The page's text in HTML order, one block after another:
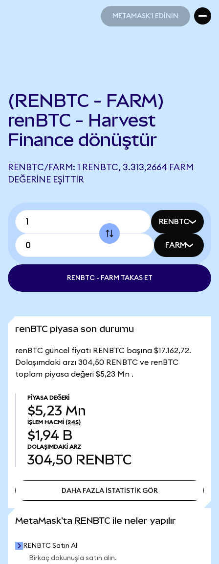
METAMASK'I EDİNİN
(RENBTC - FARM)
renBTC - Harvest
Finance dönüştür
RENBTC/FARM: 1 RENBTC, 3.313,2664 FARM
DEĞERINE EŞITTIR
RENBTC
FARM
RENBTC - FARM TAKAS ET
renBTC piyasa son durumu
renBTC güncel fiyatı RENBTC başına $17.162,72.
Dolaşımdaki arzı 304,50 RENBTC ve renBTC
toplam piyasa değeri $5,23 Mn .
PIYASA DEĞERI
$5,23 Mn
İŞLEM HACMI (24S)
$1,94 B
DOLAŞIMDAKI ARZ
304,50 RENBTC
DAHA FAZLA İSTATİSTİK GÖR
MetaMask'ta RENBTC ile neler yapılır
RENBTC Satın Al
Birkaç dokunuşla satın alın.